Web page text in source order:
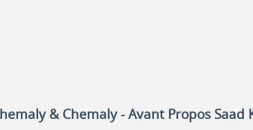
& Chemaly - Avant Propos Saad